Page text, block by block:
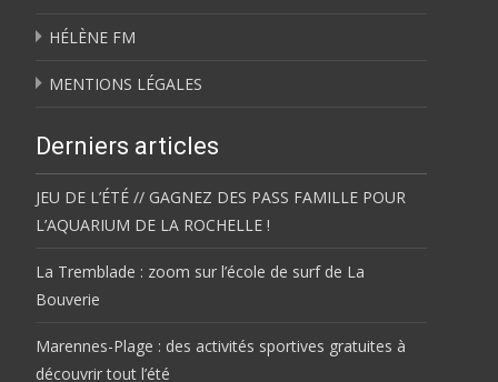
HÉLÈNE FM
MENTIONS LÉGALES
Derniers articles
JEU DE L’ÉTÉ // GAGNEZ DES PASS FAMILLE POUR
L’AQUARIUM DE LA ROCHELLE !
La Tremblade : zoom sur l’école de surf de La
Bouverie
Marennes-Plage : des activités sportives gratuites à
découvrir tout l’été